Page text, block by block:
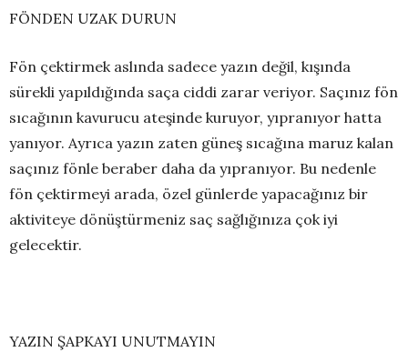
FÖNDEN UZAK DURUN
Fön çektirmek aslında sadece yazın değil, kışında
sürekli yapıldığında saça ciddi zarar veriyor. Saçınız fön
sıcağının kavurucu ateşinde kuruyor, yıpranıyor hatta
yanıyor. Ayrıca yazın zaten güneş sıcağına maruz kalan
saçınız fönle beraber daha da yıpranıyor. Bu nedenle
fön çektirmeyi arada, özel günlerde yapacağınız bir
aktiviteye dönüştürmeniz saç sağlığınıza çok iyi
gelecektir.
YAZIN ŞAPKAYI UNUTMAYIN